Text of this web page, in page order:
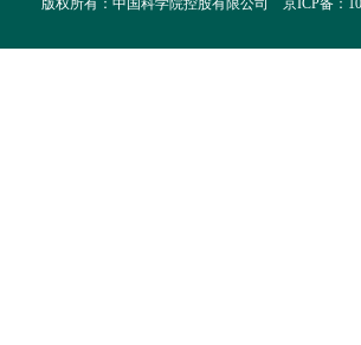
版权所有：中国科学院控股有限公司 京ICP备：